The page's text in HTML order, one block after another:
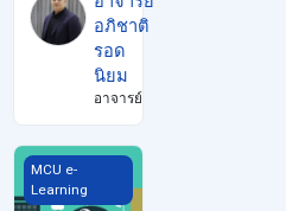
อภิชาติ
รอด
นิยม
อาจารย์
Digital Literacy
MCU e-
Learning